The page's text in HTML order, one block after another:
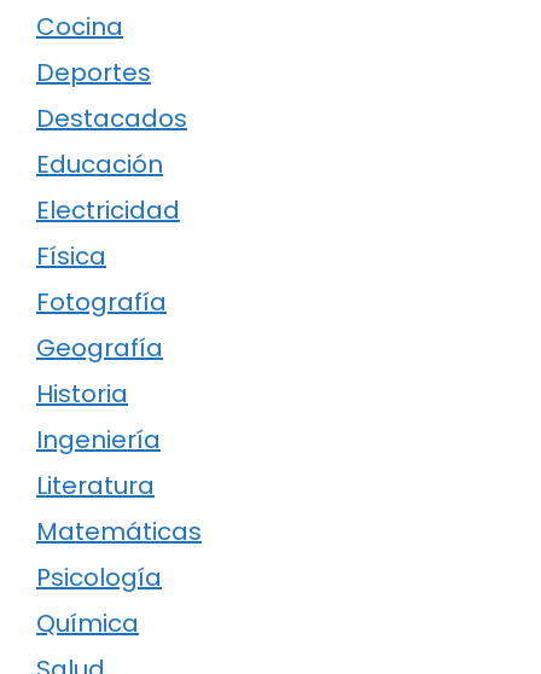
Cocina
Deportes
Destacados
Educación
Electricidad
Física
Fotografía
Geografía
Historia
Ingeniería
Literatura
Matemáticas
Psicología
Química